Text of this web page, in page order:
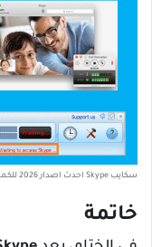
سكايب Skype احدث اصدار 2026 للكمبيوتر والموبايل مجانا
خاتمة